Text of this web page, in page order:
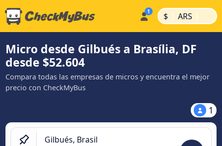
$ | ARS |
Micro desde Gilbués a Brasília, DF
desde $52.604
Compara todas las empresas de micros y encuentra el mejor
precio con CheckMyBus
1